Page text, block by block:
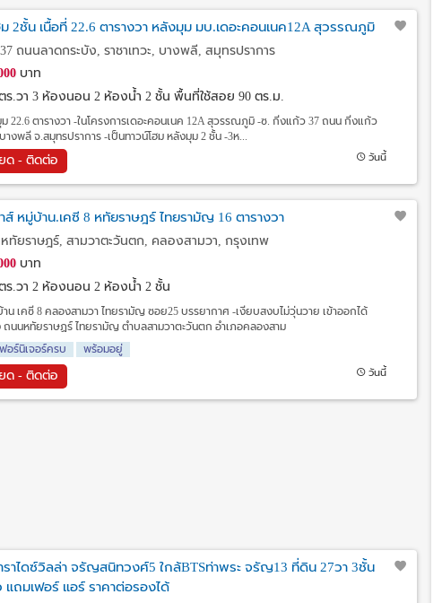
ม 2ชั้น เนื้อที่ 22.6 ตารางวา หลังมุม มบ.เดอะคอนเนค12A สุวรรณภูมิ
ถนนลาดกระบัง, ราชาเทวะ, บางพลี, สมุทรปราการ
บาท
ร.วา 3 ห้องนอน 2 ห้องน้ำ 2 ชั้น พื้นที่ใช้สอย 90 ตร.ม.
22.6 ตารางวา -ในโครงการเดอะคอนเนค 12A สุวรรณภูมิ -ซ. กิ่งแก้ว 37 ถนน กิ่งแก้ว
บางพลี จ.สมุทรปราการ -เป็นทาวน์โฮม หลังมุม 2 ชั้น -3ห...
ยด - ติดต่อ วันนี้
ส์ หมู่บ้าน.เคซี 8 หทัยราษฎร์ ไทยรามัญ 16 ตารางวา
ทัยราษฎร์, สามวาตะวันตก, คลองสามวา, กรุงเทพ
บาท
ร.วา 2 ห้องนอน 2 ห้องน้ำ 2 ชั้น
าน เคซี 8 คลองสามวา ไทยรามัญ ซอย25 บรรยากาศ -เงียบสงบไม่วุ่นวาย เข้าออกได้
ถนนหทัยราษฏร์ ไทยรามัญ ตำบลสามวาตะวันตก อำเภอคลองสาม
อร์นิเจอร์ครบ พร้อมอยู่
ยด - ติดต่อ วันนี้
ราไดซ์วิลล่า จรัญสนิทวงศ์5 ใกล้BTSท่าพระ จรัญ13 ที่ดิน 27วา 3ชั้น
ถมเฟอร์ แอร์ ราคาต่อรองได้